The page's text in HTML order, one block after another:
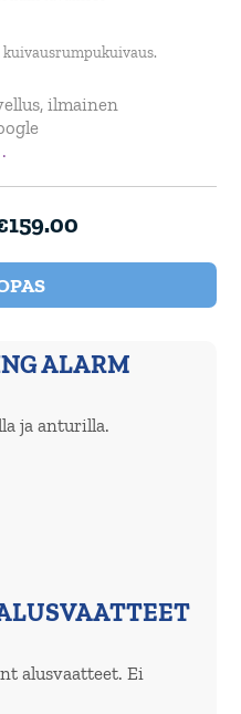
kuivausrumpukuivaus.
ilmainen
.
159.00
ALARM
ja anturilla.
alusvaatteet. Ei